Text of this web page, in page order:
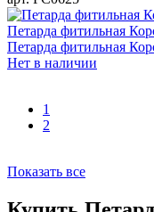
Петарда фитильная
Петарда фитильная
Нет в наличии
1
2
Показать все